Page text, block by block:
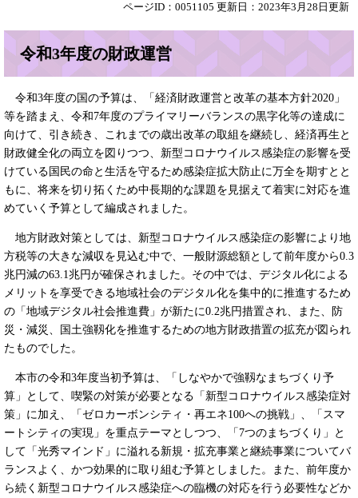
ページID：0051105 更新日：2023年3月28日更新
令和3年度の財政運営
令和3年度の国の予算は、「経済財政運営と改革の基本方針2020」
等を踏まえ、令和7年度のプライマリーバランスの黒字化等の達成に
向けて、引き続き、これまでの歳出改革の取組を継続し、経済再生と
財政健全化の両立を図りつつ、新型コロナウイルス感染症の影響を受
けている国民の命と生活を守るため感染症拡大防止に万全を期すとと
もに、将来を切り拓くため中長期的な課題を見据えて着実に対応を進
めていく予算として編成されました。
地方財政対策としては、新型コロナウイルス感染症の影響により地
方税等の大きな減収を見込む中で、一般財源総額として前年度から0.3
兆円減の63.1兆円が確保されました。その中では、デジタル化による
メリットを享受できる地域社会のデジタル化を集中的に推進するため
の「地域デジタル社会推進費」が新たに0.2兆円措置され、また、防
災・減災、国土強靱化を推進するための地方財政措置の拡充が図られ
たものでした。
本市の令和3年度当初予算は、「しなやかで強靱なまちづくり予
算」として、喫緊の対策が必要となる「新型コロナウイルス感染症対
策」に加え、「ゼロカーボンシティ・再エネ100への挑戦」、「スマ
ートシティの実現」を重点テーマとしつつ、「7つのまちづくり」と
して「光秀マインド」に溢れる新規・拡充事業と継続事業についてバ
ランスよく、かつ効果的に取り組む予算としました。また、前年度か
ら続く新型コロナウイルス感染症への臨機の対応を行う必要性などか